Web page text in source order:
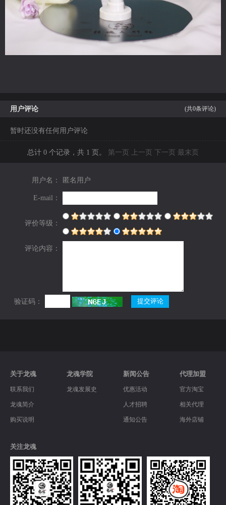
用户评论 (共0条评论)
暂时还没有任何用户评论
总计 0 个记录，共 1 页。 第一页 上一页 下一页 最末页
用户名： 匿名用户
E-mail：
评价等级：
评论内容：
验证码：
关于龙魂
联系我们
龙魂简介
购买说明
龙魂学院
龙魂发展史
新闻公告
优惠活动
人才招聘
通知公告
代理加盟
官方淘宝
相关代理
海外店铺
关注龙魂